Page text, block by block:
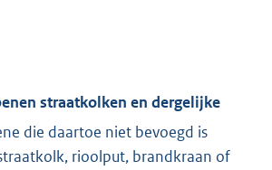
straatkolken en dergelijke
die daartoe niet bevoegd is
rioolput, brandkraan of